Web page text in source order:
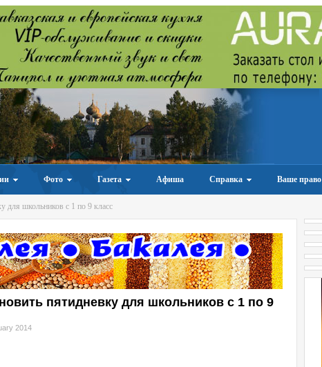
Фото Газета Афиша Справка Ваше право
для школьников с 1 по 9 класс
пятидневку для школьников с 1 по 9
2014